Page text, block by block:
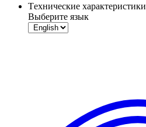
Tехнические характеристики
Выберите язык